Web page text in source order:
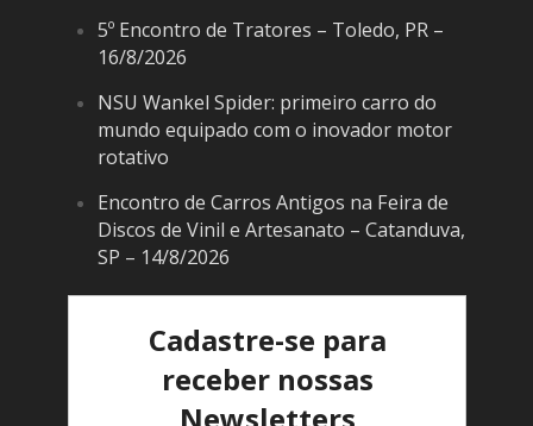
5º Encontro de Tratores – Toledo, PR –
16/8/2026
NSU Wankel Spider: primeiro carro do
mundo equipado com o inovador motor
rotativo
Encontro de Carros Antigos na Feira de
Discos de Vinil e Artesanato – Catanduva,
SP – 14/8/2026